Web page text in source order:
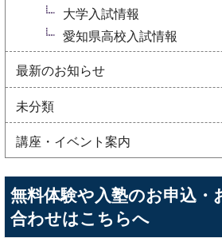
大学入試情報
愛知県高校入試情報
最新のお知らせ
未分類
講座・イベント案内
無料体験や入塾のお申込・
合わせはこちらへ